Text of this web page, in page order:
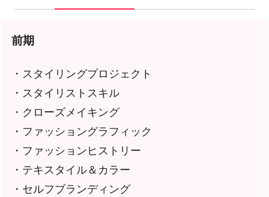
前期
・スタイリングプロジェクト
・スタイリストスキル
・クローズメイキング
・ファッショングラフィック
・ファッションヒストリー
・テキスタイル＆カラー
・セルフブランディング